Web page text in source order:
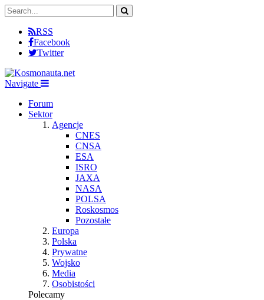
RSS
Facebook
Twitter
Navigate
Forum
Sektor
Agencje
CNES
CNSA
ESA
ISRO
JAXA
NASA
POLSA
Roskosmos
Pozostałe
Europa
Polska
Prywatne
Wojsko
Media
Osobistości
Polecamy